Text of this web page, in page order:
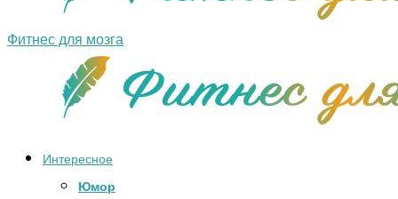
Фитнес для мозга
Интересное
Юмор